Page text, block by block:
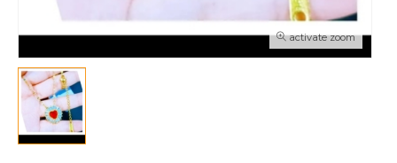
activate zoom